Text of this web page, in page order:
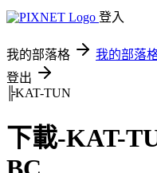
登入
我的部落格 我的部落
登出
╠KAT-TUN
下載-KAT-